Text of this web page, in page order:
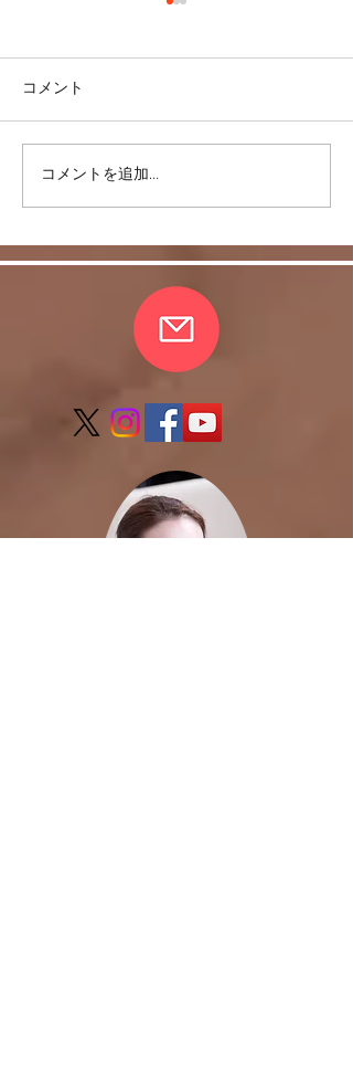
リバウンドを避けるに
は・・・
コメント
コメントを追加…